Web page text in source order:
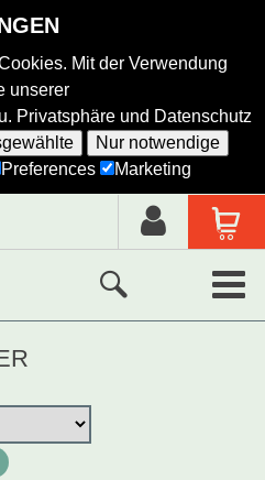
Mit der Verwendung
unserer
Privatsphäre und Datenschutz
Nur notwendige
Preferences Marketing